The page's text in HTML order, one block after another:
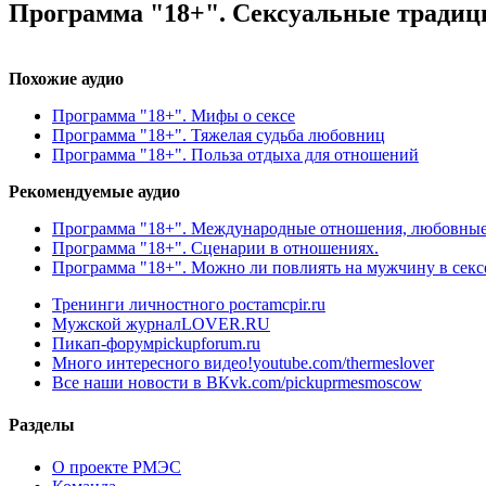
Программа "18+". Сексуальные
Похожие аудио
Программа "18+". Мифы о сексе
Программа "18+". Тяжелая судьба любовниц
Программа "18+". Польза отдыха для отношений
Рекомендуемые аудио
Программа "18+". Международные отношения,
Программа "18+". Сценарии в отношениях.
Программа "18+". Можно ли повлиять на мужчину в
Тренинги личностного ростаmcpir.ru
Мужской журналLOVER.RU
Пикап-форумpickupforum.ru
Много интересного видео!youtube.com/thermeslover
Все наши новости в ВКvk.com/pickuprmesmoscow
Разделы
О проекте РМЭС